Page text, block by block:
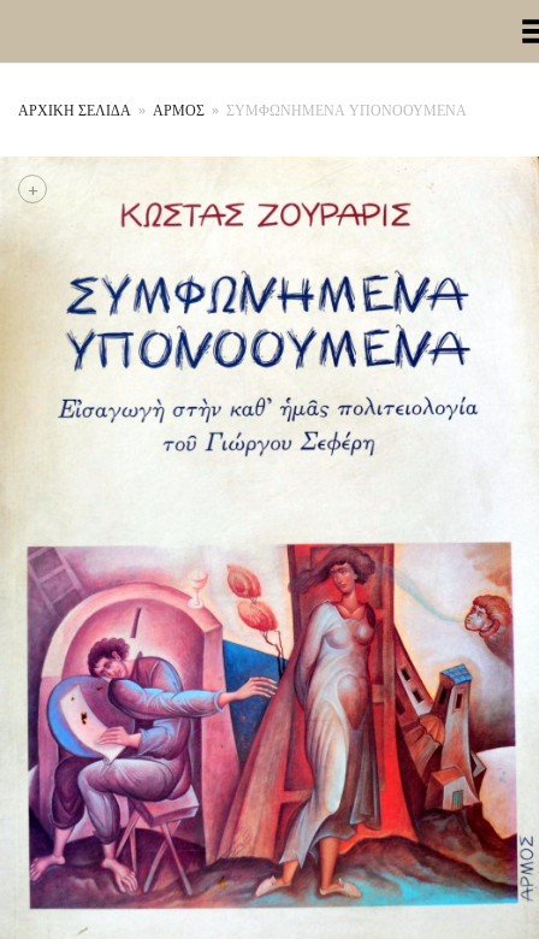
Toggle
ΑΡΧΙΚΉ ΣΕΛΊΔΑ » ΑΡΜΟΣ » ΣΥΜΦΩΝΗΜΕΝΑ ΥΠΟΝΟΟΥΜΕΝΑ
+